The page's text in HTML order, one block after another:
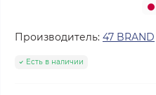
Производитель: 47 BRAND
Есть в наличии